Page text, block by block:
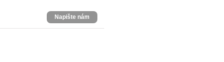
Napište nám